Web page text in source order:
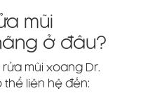
mũi
ở đâu?
mũi xoang Dr.
liên hệ đến: